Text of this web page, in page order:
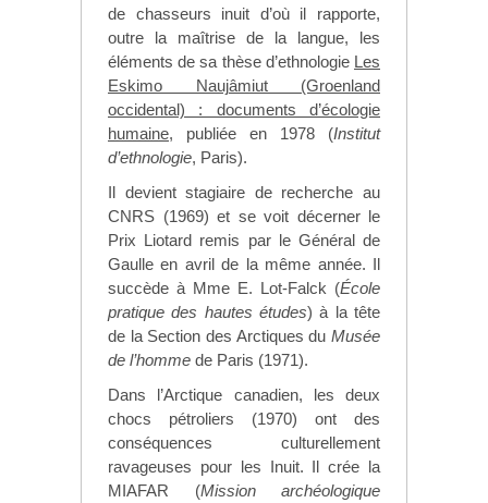
de chasseurs inuit d’où il rapporte,
outre la maîtrise de la langue, les
éléments de sa thèse d’ethnologie Les
Eskimo Naujâmiut (Groenland
occidental) : documents d’écologie
humaine, publiée en 1978 (Institut
d’ethnologie, Paris).
Il devient stagiaire de recherche au
CNRS (1969) et se voit décerner le
Prix Liotard remis par le Général de
Gaulle en avril de la même année. Il
succède à Mme E. Lot-Falck (École
pratique des hautes études) à la tête
de la Section des Arctiques du Musée
de l’homme de Paris (1971).
Dans l’Arctique canadien, les deux
chocs pétroliers (1970) ont des
conséquences culturellement
ravageuses pour les Inuit. Il crée la
MIAFAR (Mission archéologique